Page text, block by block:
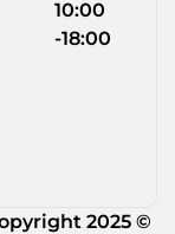
10:00
-18:00
2025 ©